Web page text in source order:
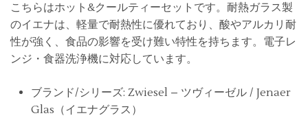
こちらはホット&クールティーセットです。耐熱ガラス製
のイエナは、軽量で耐熱性に優れており、酸やアルカリ耐
性が強く、食品の影響を受け難い特性を持ちます。電子レ
ンジ・食器洗浄機に対応しています。
ブランド/シリーズ: Zwiesel – ツヴィーゼル / Jenaer
Glas（イエナグラス）